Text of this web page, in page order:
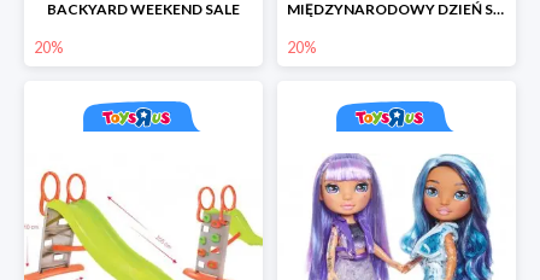
BACKYARD WEEKEND SALE
20%
MIĘDZYNARODOWY DZIEŃ STAR WARS
20%